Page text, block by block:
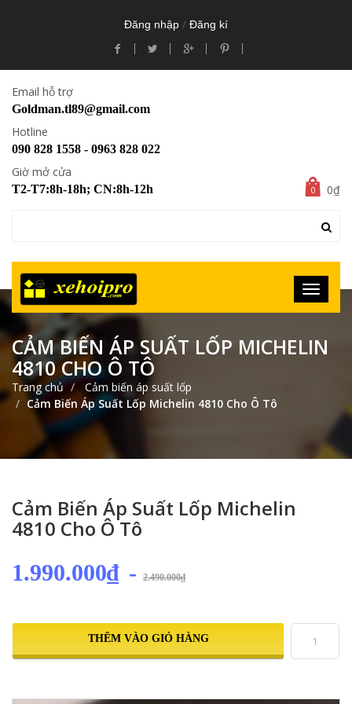
Đăng nhập / Đăng kí
Email hỗ trợ
Goldman.tl89@gmail.com
Hotline
090 828 1558 - 0963 828 022
Giờ mở cửa
T2-T7:8h-18h; CN:8h-12h 0 0₫
CẢM BIẾN ÁP SUẤT LỐP MICHELIN
4810 CHO Ô TÔ
Trang chủ
Cảm biến áp suất lốp
Cảm Biến Áp Suất Lốp Michelin 4810 Cho Ô Tô
Cảm Biến Áp Suất Lốp Michelin
4810 Cho Ô Tô
1.990.000₫ - 2.490.000₫
THÊM VÀO GIỎ HÀNG